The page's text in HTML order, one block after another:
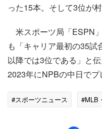
った15本。そして3位が
米スポーツ局「ESPN
も「キャリア最初の35
以降では3位である」と
2023年にNPBの中日でプ
#スポーツニュース #MLB